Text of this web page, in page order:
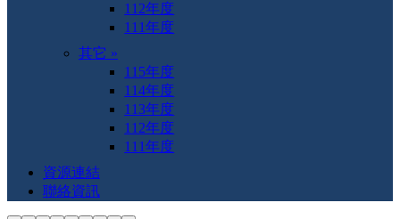
112年度
111年度
其它 »
115年度
114年度
113年度
112年度
111年度
資源連結
聯絡資訊